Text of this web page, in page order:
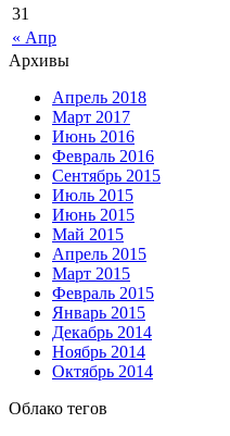
« Апр
31
Архивы
Апрель 2018
Март 2017
Июнь 2016
Февраль 2016
Сентябрь 2015
Июль 2015
Июнь 2015
Май 2015
Апрель 2015
Март 2015
Февраль 2015
Январь 2015
Декабрь 2014
Ноябрь 2014
Октябрь 2014
Облако тегов